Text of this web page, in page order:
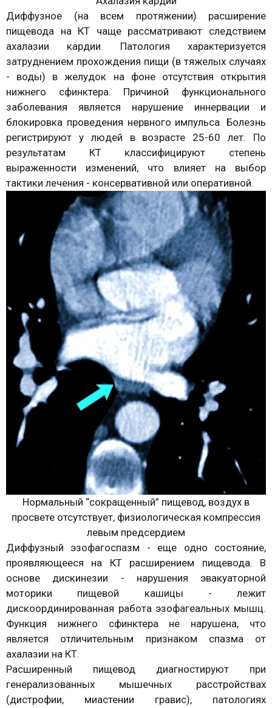
Диффузное (на всем протяжении) расширение
пищевода на КТ чаще рассматривают следствием
ахалазии кардии. Патология характеризуется
затруднением прохождения пищи (в тяжелых случаях
- воды) в желудок на фоне отсутствия открытия
нижнего сфинктера. Причиной функционального
заболевания является нарушение иннервации и
блокировка проведения нервного импульса. Болезнь
регистрируют у людей в возрасте 25-60 лет. По
результатам КТ классифицируют степень
выраженности изменений, что влияет на выбор
тактики лечения - консервативной или оперативной.
Нормальный “сокращенный” пищевод, воздух в
просвете отсутствует, физиологическая компрессия
левым предсердием
Диффузный эзофагоспазм - еще одно состояние,
проявляющееся на КТ расширением пищевода. В
основе дискинезии - нарушения эвакуаторной
моторики пищевой кашицы - лежит
дискоординированная работа эзофагеальных мышц.
Функция нижнего сфинктера не нарушена, что
является отличительным признаком спазма от
ахалазии на КТ.
Расширенный пищевод диагностируют при
генерализованных мышечных расстройствах
(дистрофии, миастении гравис), патологиях